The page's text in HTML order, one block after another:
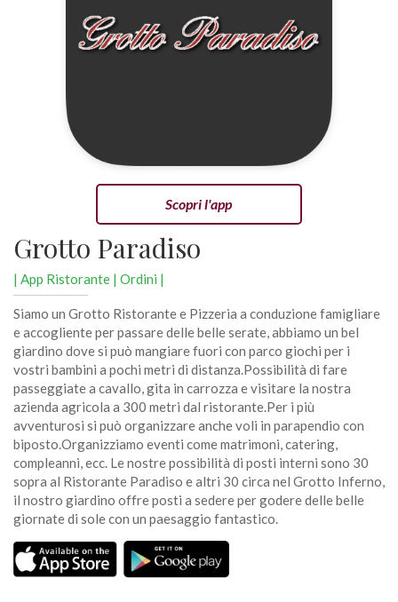
Scopri l'app
Grotto Paradiso
| App Ristorante | Ordini |
Siamo un Grotto Ristorante e Pizzeria a conduzione famigliare
e accogliente per passare delle belle serate, abbiamo un bel
giardino dove si può mangiare fuori con parco giochi per i
vostri bambini a pochi metri di distanza.Possibilità di fare
passeggiate a cavallo, gita in carrozza e visitare la nostra
azienda agricola a 300 metri dal ristorante.Per i più
avventurosi si può organizzare anche voli in parapendio con
biposto.Organizziamo eventi come matrimoni, catering,
compleanni, ecc. Le nostre possibilità di posti interni sono 30
sopra al Ristorante Paradiso e altri 30 circa nel Grotto Inferno,
il nostro giardino offre posti a sedere per godere delle belle
giornate di sole con un paesaggio fantastico.